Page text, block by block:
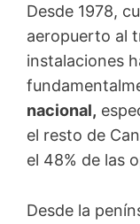
Desde 1978,
aeropuerto al
instalaciones
nacional,
el resto de
el 48% de las
Desde la